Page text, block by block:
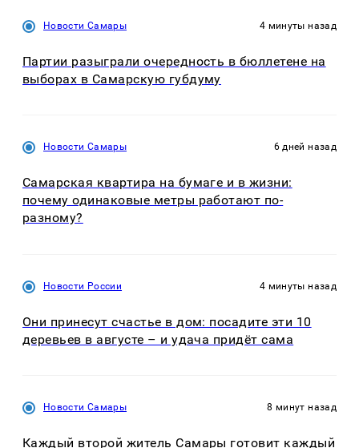
Новости Самары 4 минуты назад
Партии разыграли очередность в бюллетене на
выборах в Самарскую губдуму
Новости Самары 6 дней назад
Самарская квартира на бумаге и в жизни:
почему одинаковые метры работают по-
разному?
Новости России 4 минуты назад
Они принесут счастье в дом: посадите эти 10
деревьев в августе – и удача придёт сама
Новости Самары 8 минут назад
Каждый второй житель Самары готовит каждый